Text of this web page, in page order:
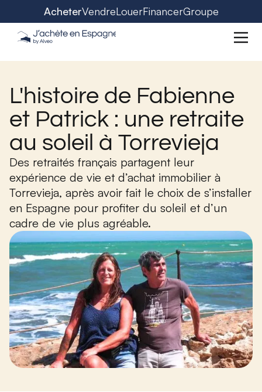
L'histoire de Fabienne
et Patrick : une retraite
au soleil à Torrevieja
Des retraités français partagent leur
expérience de vie et d’achat immobilier à
Torrevieja, après avoir fait le choix de s’installer
en Espagne pour profiter du soleil et d’un
cadre de vie plus agréable.
AcheterVendreLouerFinancerGroupe